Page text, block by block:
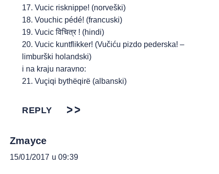
17. Vucic risknippe! (norveški)
18. Vouchic pédé! (francuski)
19. Vucic विचित्र ! (hindi)
20. Vucic kuntflikker! (Vučiću pizdo pederska! –
limburški holandski)
i na kraju naravno:
21. Vuçiqi bythëqirë (albanski)
REPLY
Zmayce
15/01/2017 u 09:39